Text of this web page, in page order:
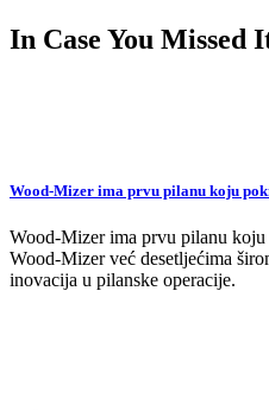
In Case You Missed
Wood-Mizer ima prvu pilanu koju
Wood-Mizer ima prvu pilanu koju
Wood-Mizer već desetljećima
inovacija u pilanske operacije.